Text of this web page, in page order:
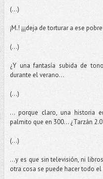
(...)
¡M.! ¡¡¡deja de torturar a ese
(...)
¿Y una fantasía subida de
durante el verano...
(...)
... porque claro, una historia
palmito que en 300... ¿Tarzán
(...)
...y es que sin televisión, ni
otra cosa se puede hacer todo